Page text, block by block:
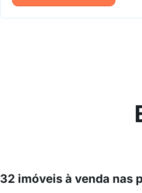
32 imóveis à venda nas